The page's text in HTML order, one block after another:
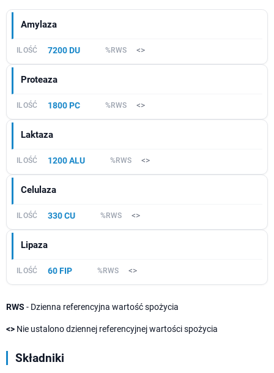
Amylaza
7200 DU <>
Proteaza
1800 PC <>
Laktaza
1200 ALU <>
Celulaza
330 CU <>
Lipaza
60 FIP <>
RWS - Dzienna referencyjna wartość spożycia
<> Nie ustalono dziennej referencyjnej wartości spożycia
Składniki